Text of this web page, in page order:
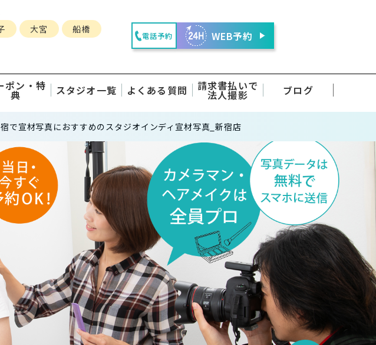
大宮 船橋
電話予約 WEB予約
ポン・特
典 スタジオ一覧 よくある質問 請求書払いで
法人撮影 ブログ
で宣材写真におすすめのスタジオインディ宣材写真_新宿店